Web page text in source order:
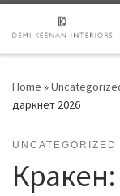
Skip to content
Home »
даркнет 2026
UNCATEGORIZED